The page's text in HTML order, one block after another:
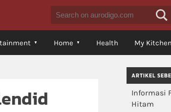
Home Health My Kitchen
ARTIKEL
Informasi
Hitam